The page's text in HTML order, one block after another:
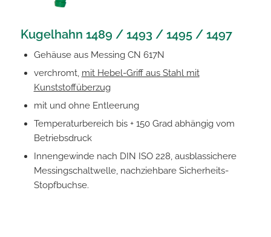
Kugelhahn 1489 / 1493 / 1495 / 1497
Gehäuse aus Messing CN 617N
verchromt, mit Hebel-Griff aus Stahl mit
Kunststoffüberzug
mit und ohne Entleerung
Temperaturbereich bis + 150 Grad abhängig vom
Betriebsdruck
Innengewinde nach DIN ISO 228, ausblassichere
Messingschaltwelle, nachziehbare Sicherheits-
Stopfbuchse.